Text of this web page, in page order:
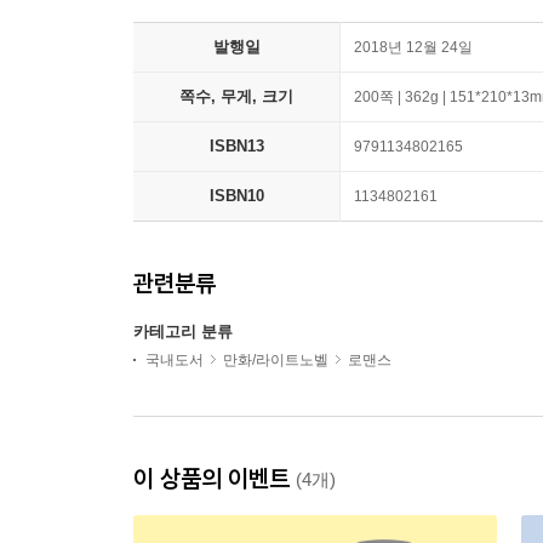
발행일 2018년 12월 24일
쪽수, 무게, 크기 200쪽 | 362g |
ISBN13 9791134802165
ISBN10 1134802161
관련분류
카테고리 분류
국내도서 만화/라이트노벨 로맨스
이 상품의 이벤트 (4개)